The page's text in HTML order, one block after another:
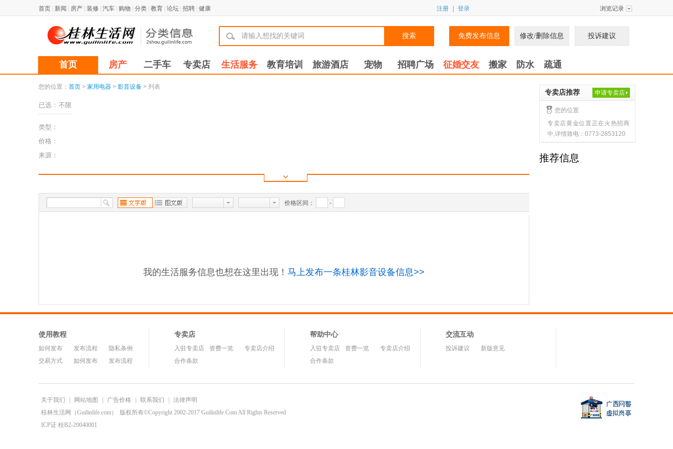
浏览记录
注册 登录
首页 新闻 房产 装修 汽车 购物 分类 教育 论坛 招聘 健康
搜索 免费发布信息 修改/删除信息 投诉建议
首页 房产 二手车 专卖店 生活服务 教育培训 旅游酒店 宠物 招聘广场 征婚交友 搬家 防水 疏通
您的位置： 首页 > 家用电器 > 影音设备 > 列表
已选： 不限
类型：
价格：
来源：
价格区间： -
我的生活服务信息也想在这里出现！ 马上发布一条桂林影音设备信息>>
专卖店推荐 申请专卖店
您的位置
专卖店黄金位置正在火热招商
中,详情致电：0773-2853120
推荐信息
使用教程
如何发布 发布流程
隐私条例
交易方式
如何发布 发布流程
专卖店
入驻专卖店 资费一览
专卖店介绍
合作条款
帮助中心
入驻专卖店 资费一览
专卖店介绍
合作条款
交流互动
投诉建议 新版意见
关于我们 网站地图 广告价格 联系我们
法律声明
桂林生活网（Guilinlife.com）
版权所有©Copyright 2002-2017 Guilinlife.Com All Rights Reserved
ICP证 桂B2-20040001